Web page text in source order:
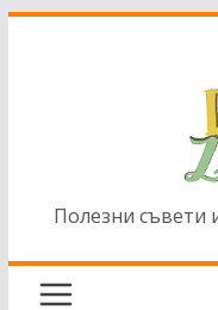
Полезни съвети